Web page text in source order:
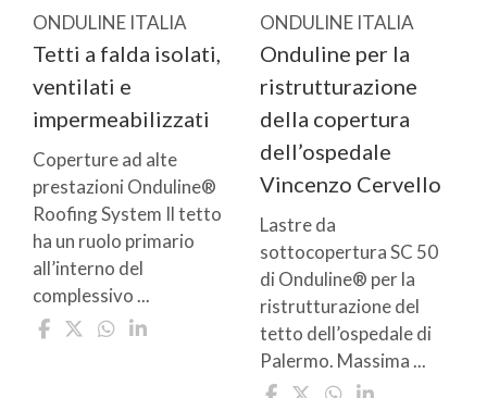
ONDULINE ITALIA
Tetti a falda isolati,
ventilati e
impermeabilizzati
Coperture ad alte
prestazioni Onduline®
Roofing System Il tetto
ha un ruolo primario
all’interno del
complessivo ...
ONDULINE ITALIA
Onduline per la
ristrutturazione
della copertura
dell’ospedale
Vincenzo Cervello
Lastre da
sottocopertura SC 50
di Onduline® per la
ristrutturazione del
tetto dell’ospedale di
Palermo. Massima ...